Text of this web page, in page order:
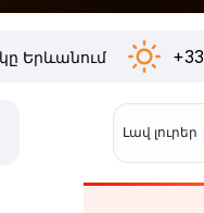
Երևանում +33
Լավ լուրեր